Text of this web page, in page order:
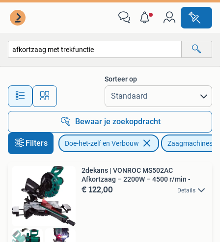
Alle afstanden…
Sorteer op
Bewaar je zoekopdracht
Filters Doe-het-zelf en Verbouw Zaagmachines
2dekans | VONROC MS502AC
Afkortzaag – 2200W – 4500 r/min -
€ 122,00 Details